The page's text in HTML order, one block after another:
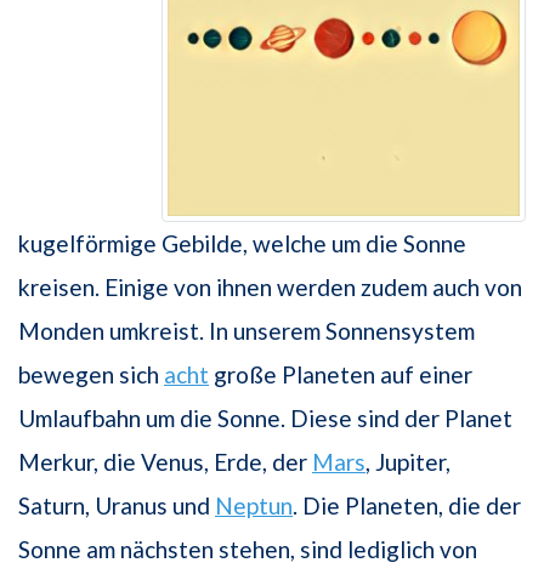
kugelförmige Gebilde, welche um die Sonne
kreisen. Einige von ihnen werden zudem auch von
Monden umkreist. In unserem Sonnensystem
bewegen sich acht große Planeten auf einer
Umlaufbahn um die Sonne. Diese sind der Planet
Merkur, die Venus, Erde, der Mars, Jupiter,
Saturn, Uranus und Neptun. Die Planeten, die der
Sonne am nächsten stehen, sind lediglich von